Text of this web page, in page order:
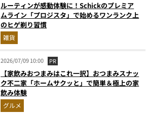
ルーティンが感動体験に！Schickのプレミア
ムライン「プロジスタ」で始めるワンランク上
のヒゲ剃り習慣
雑貨
2026/07/09 10:00 PR
【家飲みおつまみはこれ一択】おつまみスナッ
ク不二家「ホームサクッと」で簡単＆極上の家
飲み体験
グルメ